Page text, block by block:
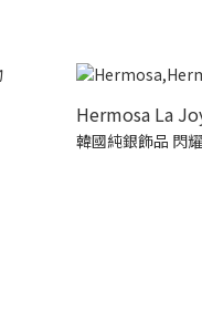
Hermosa La
韓國純銀飾品 閃